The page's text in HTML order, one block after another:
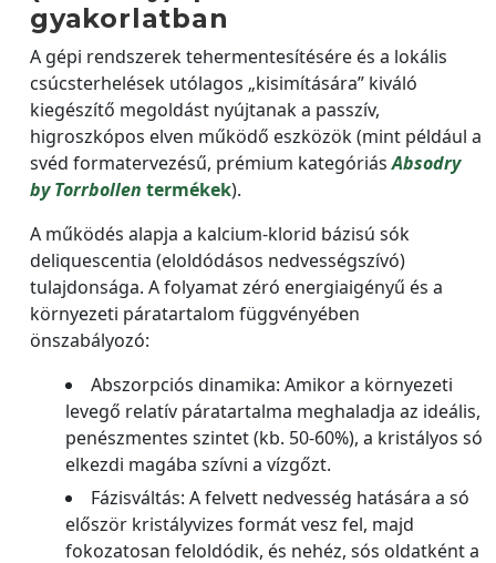
gyakorlatban
A gépi rendszerek tehermentesítésére és a lokális
csúcsterhelések utólagos „kisimítására” kiváló
kiegészítő megoldást nyújtanak a passzív,
higroszkópos elven működő eszközök (mint például a
svéd formatervezésű, prémium kategóriásAbsodry
by Torrbollen termékek).
A működés alapja a kalcium-klorid bázisú sók
deliquescentia (eloldódásos nedvességszívó)
tulajdonsága. A folyamat zéró energiaigényű és a
környezeti páratartalom függvényében
önszabályozó:
Abszorpciós dinamika: Amikor a környezeti
levegő relatív páratartalma meghaladja az ideális,
penészmentes szintet (kb. 50-60%), a kristályos só
elkezdi magába szívni a vízgőzt.
Fázisváltás: A felvett nedvesség hatására a só
először kristályvizes formát vesz fel, majd
fokozatosan feloldódik, és nehéz, sós oldatként a